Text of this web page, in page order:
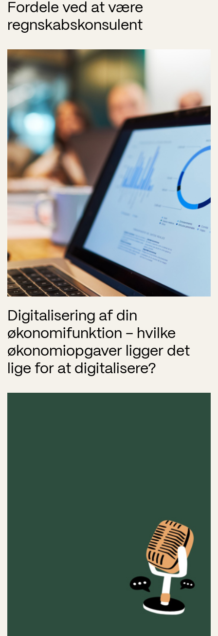
Fordele ved at være
regnskabskonsulent
Digitalisering af din
økonomifunktion – hvilke
økonomiopgaver ligger det
lige for at digitalisere?